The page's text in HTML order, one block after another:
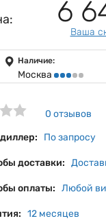
6
Ваша
Наличие:
Москва
0 отзывов
По запросу
доставки:
оплаты: Любой
12 месяцев